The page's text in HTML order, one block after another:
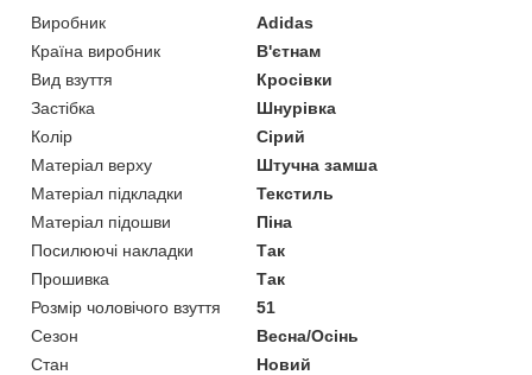
Виробник
Adidas
Країна виробник
В'єтнам
Вид взуття
Кросівки
Застібка
Шнурівка
Колір
Сірий
Матеріал верху
Штучна замша
Матеріал підкладки
Текстиль
Матеріал підошви
Піна
Посилюючі накладки
Так
Прошивка
Так
Розмір чоловічого взуття
51
Сезон
Весна/Осінь
Стан
Новий